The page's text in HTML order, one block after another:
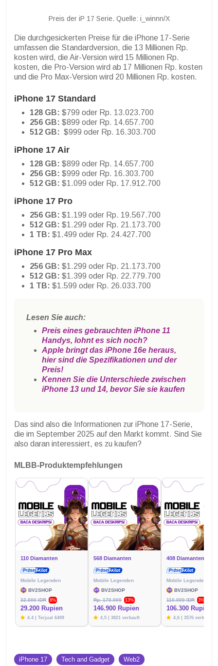
Preis der iP 17 Serie. Quelle: i_winnn/X
Die durchgesickerten Preise für die iPhone 17-Serie
umfassen die Standardversion, die 13 Millionen Rp.
kosten wird, die Air-Version wird 15 Millionen Rp.
kosten, die Pro-Version wird ab 17 Millionen Rp. kosten
und die Pro Max-Version wird 20 Millionen Rp. kosten.
iPhone 17 Standard
128 GB: $799 oder Rp. 13.023.700
256 GB: $899 oder Rp. 14.657.700
512 GB: $999 oder Rp. 16.303.700
iPhone 17 Air
128 GB: $899 oder Rp. 14.657.700
256 GB: $999 oder Rp. 16.303.700
512 GB: $1.099 oder Rp. 17.912.700
iPhone 17 Pro
256 GB: $1.199 oder Rp. 19.567.700
512 GB: $1.299 oder Rp. 21.173.700
1 TB: $1.499 oder Rp. 24.427.700
iPhone 17 Pro Max
256 GB: $1.299 oder Rp. 21.173.700
512 GB: $1.399 oder Rp. 22.779.700
1 TB: $1.599 oder Rp. 26.033.700
Lesen Sie auch:
Preis eines gebrauchten iPhone 11
Handys, lohnt es sich noch?
Apple bringt das iPhone 16e heraus,
hier sind die Spezifikationen und der
Preis!
Kennen Sie die Unterschiede zwischen
iPhone 13 und 14, bevor Sie sie kaufen
Das sind also die Informationen zur iPhone 17-Serie,
die im September 2025 auf den Markt kommt. Sind Sie
also daran interessiert, es zu kaufen?
MLBB-Produktempfehlungen
110 Diamanten
Mobile Legenden
BV2SHOP
32.000 IDR
8%
29.200 Rupien
4.4 | Terjual 6409
568 Diamanten
Mobile Legenden
BV2SHOP
Rp. 170.000
13%
146.900 Rupien
4,5 | 3821 verkauft
408 Diamanten
Mobile Legenden
BV2SHOP
110.000 IDR
3%
106.300 Rupien
4,6 | 3576 verkauft
iPhone 17 Tech and Gadget Web2